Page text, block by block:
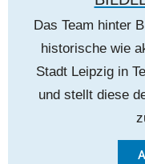
Das Team hinter
historische wie
Stadt Leipzig in
und stellt diese